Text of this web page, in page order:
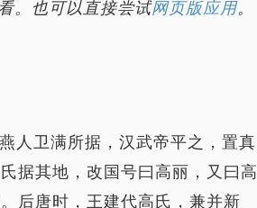
。也可以直接尝试网页版应用。
人卫满所据，汉武帝平之，置真
据其地，改国号曰高丽，又曰高
后唐时，王建代高氏，兼并新